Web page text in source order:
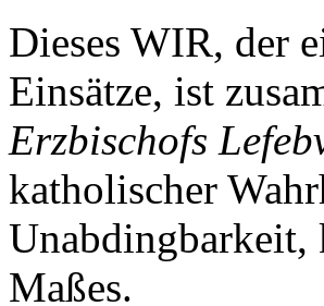
Dieses WIR, der
Einsätze, ist
Erzbischofs L
katholischer
Unabdingbarkeit,
Maßes.